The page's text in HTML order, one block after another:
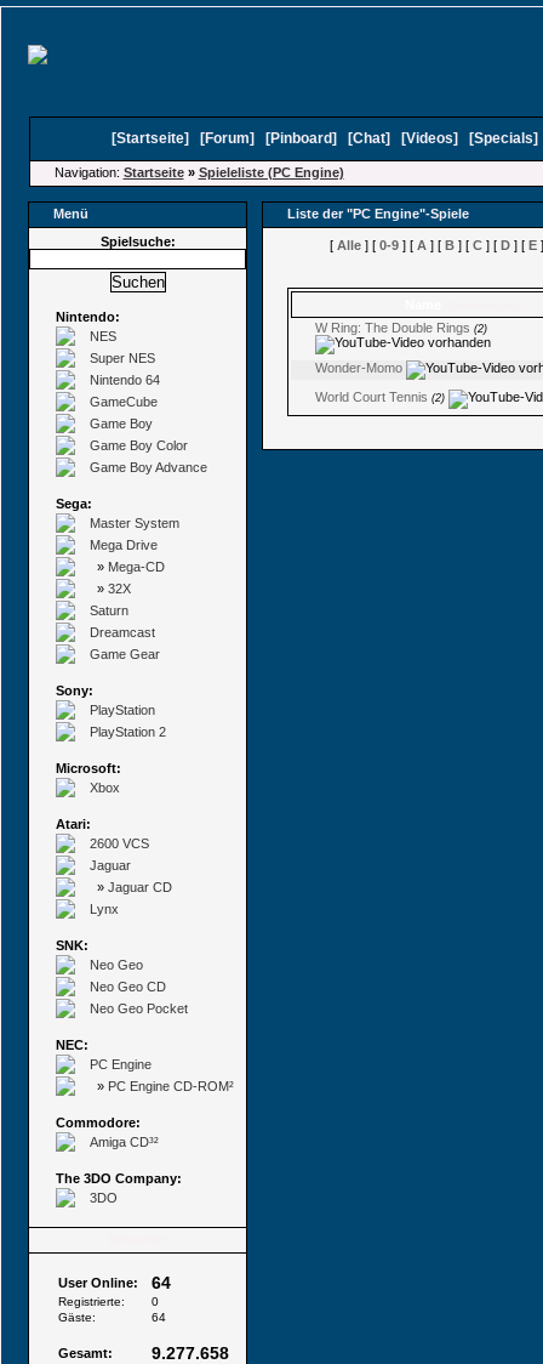
[Startseite] [Forum] [Pinboard] [Chat] [Videos] [Specials
Navigation: Startseite» Spieleliste (PC Engine)
Menü
Liste der "PC Engine"-Spiele
Spielsuche:
Nintendo:
NES
Super NES
Nintendo 64
GameCube
Game Boy
Game Boy Color
Game Boy Advance
Sega:
Master System
Mega Drive
» Mega-CD
» 32X
Saturn
Dreamcast
Game Gear
Sony:
PlayStation
PlayStation 2
Microsoft:
Xbox
Atari:
2600 VCS
Jaguar
» Jaguar CD
Lynx
SNK:
Neo Geo
Neo Geo CD
Neo Geo Pocket
NEC:
PC Engine
» PC Engine CD-ROM²
Commodore:
Amiga CD³²
The 3DO Company:
3DO
User Online: 64
Registrierte:
0
Gäste:
64
Gesamt: 9.277.658
[ Alle ] [ 0-9 ] [ A ] [ B ] [ C ] [ D ] [ E
W Ring: The Double Rings (2)
Wonder-Momo
World Court Tennis (2)